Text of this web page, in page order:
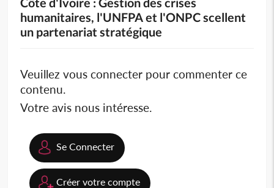
humanitaires, l'UNFPA et l'ONPC scellent
un partenariat stratégique
Veuillez vous connecter pour commenter ce
contenu.
Votre avis nous intéresse.
Se Connecter
Créer votre compte